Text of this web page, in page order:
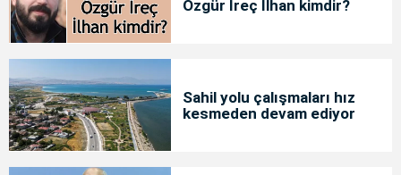
Özgür İreç İlhan kimdir?
Sahil yolu çalışmaları hız
kesmeden devam ediyor